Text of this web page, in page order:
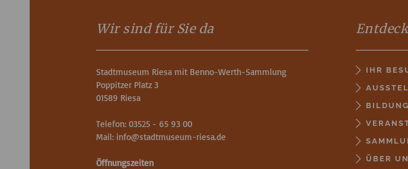
Wir sind für Sie da
Stadtmuseum Riesa mit Benno-Werth-Sammlung
Poppitzer Platz 3
01589 Riesa
Telefon: 03525 - 65 93 00
Mail: info@stadtmuseum-riesa.de
Öffnungszeiten
IHR
ÜBER